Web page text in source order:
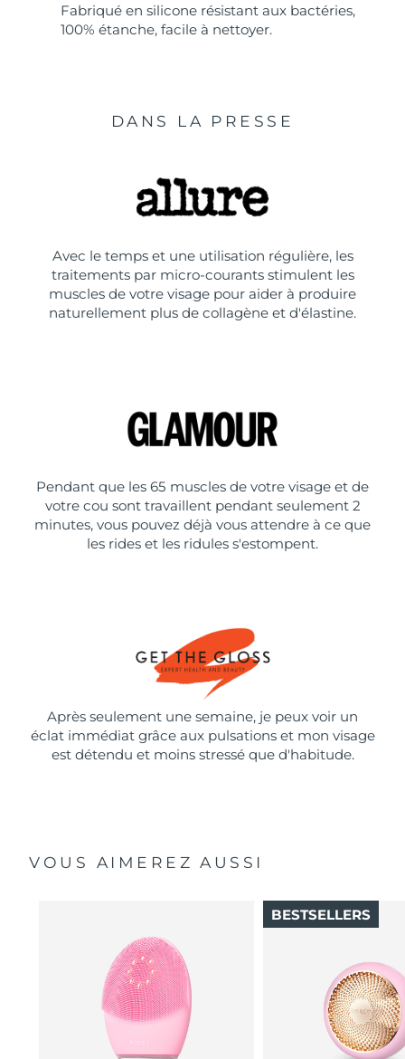
Fabriqué en silicone résistant aux bactéries,
100% étanche, facile à nettoyer.
DANS LA PRESSE
Avec le temps et une utilisation régulière, les
traitements par micro-courants stimulent les
muscles de votre visage pour aider à produire
naturellement plus de collagène et d'élastine.
Pendant que les 65 muscles de votre visage et de
votre cou sont travaillent pendant seulement 2
minutes, vous pouvez déjà vous attendre à ce que
les rides et les ridules s'estompent.
Après seulement une semaine, je peux voir un
éclat immédiat grâce aux pulsations et mon visage
est détendu et moins stressé que d'habitude.
VOUS AIMEREZ AUSSI
BESTSELLERS